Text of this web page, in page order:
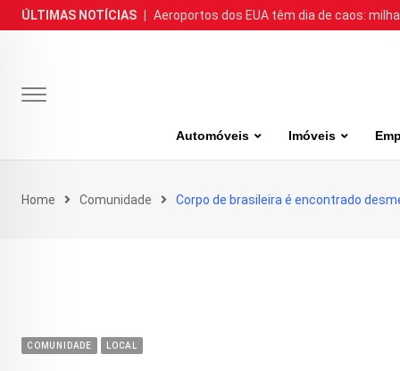
Skip
to
ÚLTIMAS NOTÍCIAS Aeroportos dos EUA têm dia de caos:
Automóveis Imóveis
Home Comunidade Corpo de brasileira é encontrado
COMUNIDADE LOCAL